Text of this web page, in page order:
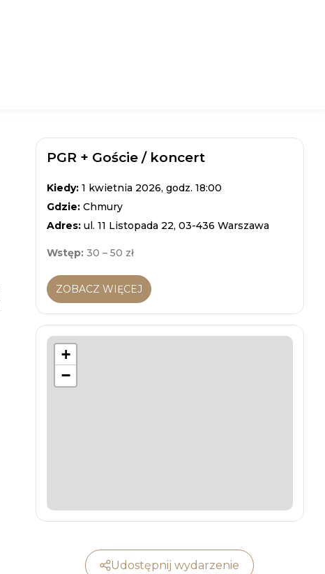
PGR + Goście / koncert
Kiedy: 1 kwietnia 2026, godz. 18:00
Gdzie: Chmury
Adres: ul. 11 Listopada 22, 03-436 Warszawa
Wstęp: 30 – 50 zł
ZOBACZ WIĘCEJ
+
−
Udostępnij wydarzenie